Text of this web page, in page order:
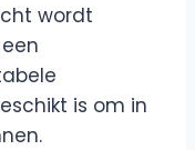
wordt
is om in